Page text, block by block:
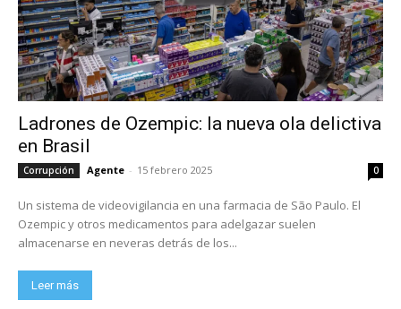
Ladrones de Ozempic: la nueva ola delictiva
en Brasil
Corrupción Agente - 15 febrero 2025 0
Un sistema de videovigilancia en una farmacia de São Paulo. El
Ozempic y otros medicamentos para adelgazar suelen
almacenarse en neveras detrás de los...
Leer más